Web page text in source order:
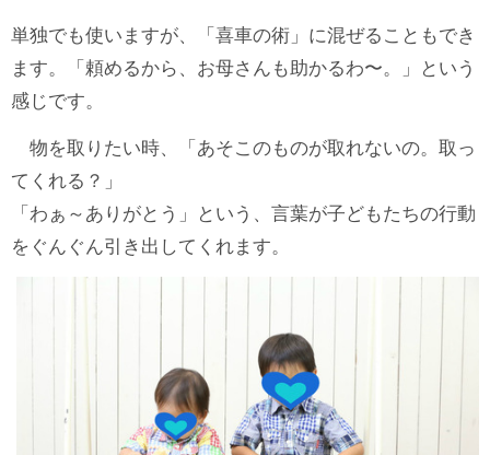
単独でも使いますが、「喜車の術」に混ぜることもでき
ます。「頼めるから、お母さんも助かるわ〜。」という
感じです。
物を取りたい時、「あそこのものが取れないの。取っ
てくれる？」
「わぁ～ありがとう」という、言葉が子どもたちの行動
をぐんぐん引き出してくれます。